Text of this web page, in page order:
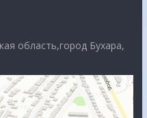
область,город Бухара,